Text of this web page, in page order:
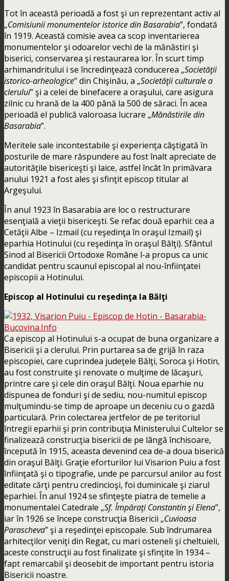
Tot în această perioadă a fost şi un reprezentant activ al
„Comisiunii monumentelor istorice din Basarabia”, fondată
în 1919. Această comisie avea ca scop inventarierea
monumentelor şi odoarelor vechi de la mănăstiri şi
biserici, conservarea şi restaurarea lor. În scurt timp
arhimandritului i se încredinţează conducerea „Societăţii
istorico-arheologice” din Chişinău, a „Societăţii culturale a
clerului” şi a celei de binefacere a oraşului, care asigura
zilnic cu hrană de la 400 până la 500 de săraci. În acea
perioadă el publică valoroasa lucrare „Mănăstirile din
Basarabia”.
Meritele sale incontestabile şi experienţa câştigată în
posturile de mare răspundere au fost înalt apreciate de
autorităţile bisericeşti şi laice, astfel încât în primăvara
anului 1921 a fost ales şi sfinţit episcop titular al
Argeşului.
În anul 1923 în Basarabia are loc o restructurare
esenţială a vieţii bisericeşti. Se refac două eparhii: cea a
Cetăţii Albe – Izmail (cu reşedinţa în oraşul Izmail) şi
eparhia Hotinului (cu reşedinţa în oraşul Bălţi). Sfântul
Sinod al Bisericii Ortodoxe Române l-a propus ca unic
candidat pentru scaunul episcopal al nou-înfiinţatei
episcopii a Hotinului.
Episcop al Hotinului cu reşedinţa la Bălţi
Ca episcop al Hotinului s-a ocupat de buna organizare a
Bisericii şi a clerului. Prin purtarea sa de grijă în raza
episcopiei, care cuprindea judeţele Bălţi, Soroca şi Hotin,
au fost construite şi renovate o mulţime de lăcaşuri,
printre care şi cele din oraşul Bălţi. Noua eparhie nu
dispunea de fonduri şi de sediu, nou-numitul episcop
mulţumindu-se timp de aproape un deceniu cu o gazdă
particulară. Prin colectarea jertfelor de pe teritoriul
întregii eparhii şi prin contribuţia Ministerului Cultelor se
finalizează construcţia bisericii de pe lângă închisoare,
începută în 1915, aceasta devenind cea de-a doua biserică
din oraşul Bălţi. Graţie eforturilor lui Visarion Puiu a fost
înfiinţată şi o tipografie, unde pe parcursul anilor au fost
editate cărţi pentru credincioşi, foi duminicale şi ziarul
eparhiei. În anul 1924 se sfinţeşte piatra de temelie a
monumentalei Catedrale „Sf. Împăraţi Constantin şi Elena”,
iar în 1926 se începe construcţia Bisericii „Cuvioasa
Parascheva” şi a reşedinţei episcopale. Sub îndrumarea
arhitecţilor veniţi din Regat, cu mari osteneli şi cheltuieli,
aceste construcţii au fost finalizate şi sfinţite în 1934 –
fapt remarcabil şi deosebit de important pentru istoria
Bisericii noastre.